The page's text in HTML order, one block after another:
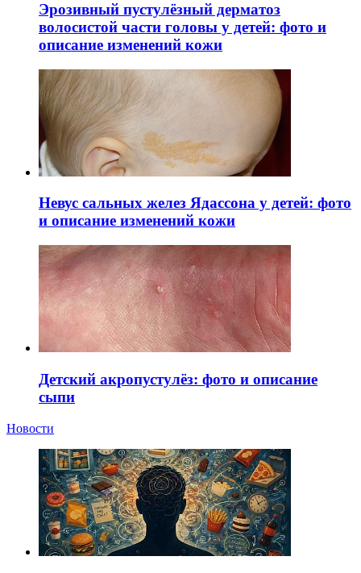
Эрозивный пустулёзный дерматоз
волосистой части головы у детей: фото и
описание изменений кожи
Невус сальных желез Ядассона у детей: фото
и описание изменений кожи
Детский акропустулёз: фото и описание
сыпи
Новости